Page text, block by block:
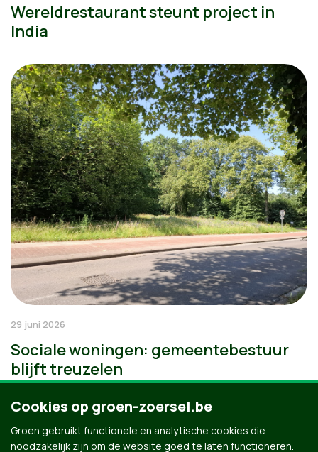
Wereldrestaurant steunt project in
India
29 juni 2026
Sociale woningen: gemeentebestuur
blijft treuzelen
Cookies op groen-zoersel.be
Groen gebruikt functionele en analytische cookies die
noodzakelijk zijn om de website goed te laten functioneren.